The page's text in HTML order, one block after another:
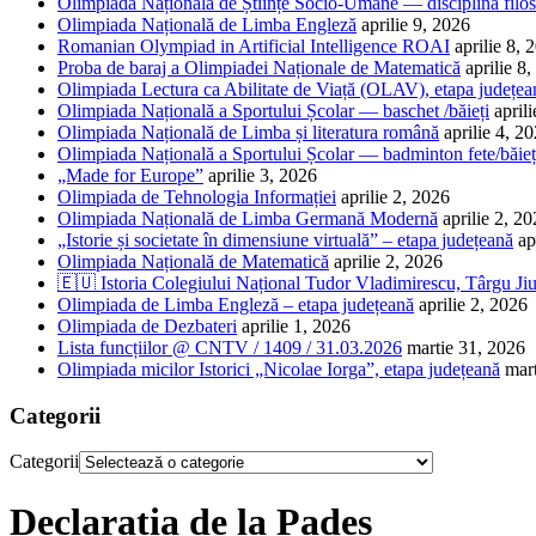
Olimpiada Națională de Limba Engleză aprilie 9, 2026
Romanian Olympiad in Artificial Intelligence ROAI aprilie 8,
Proba de baraj a Olimpiadei Naționale de Matematică aprilie 8,
Olimpiada Lectura ca Abilitate de Viață (OLAV), etapa
Olimpiada Națională a Sportului Școlar — baschet /băieți
Olimpiada Națională de Limba și literatura română aprilie 4,
Olimpiada Națională a Sportului Școlar — badminton fete/
„Made for Europe” aprilie 3, 2026
Olimpiada de Tehnologia Informației aprilie 2, 2026
Olimpiada Națională de Limba Germană Modernă aprilie 2,
„Istorie și societate în dimensiune virtuală” – etapa județeană
Olimpiada Națională de Matematică aprilie 2, 2026
🇪🇺 Istoria Colegiului Național Tudor Vladimirescu, Târgu
Olimpiada de Limba Engleză – etapa județeană aprilie 2, 2026
Olimpiada de Dezbateri aprilie 1, 2026
Lista funcțiilor @ CNTV / 1409 / 31.03.2026 martie 31, 2026
Olimpiada micilor Istorici „Nicolae Iorga”, etapa județeană
Categorii
Categorii
Declarația de la Padeș